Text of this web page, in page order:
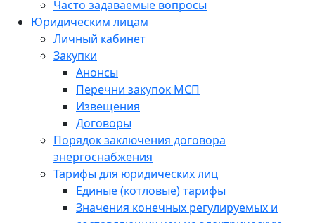
Часто задаваемые вопросы
Юридическим лицам
Личный кабинет
Закупки
Анонсы
Перечни закупок МСП
Извещения
Договоры
Порядок заключения договора
энергоснабжения
Тарифы для юридических лиц
Единые (котловые) тарифы
Значения конечных регулируемых и